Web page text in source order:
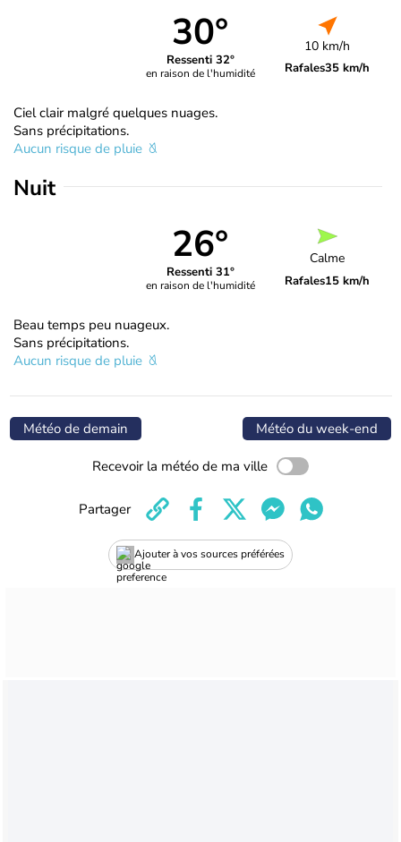
30°
Ressenti 32°
en raison de l'humidité
10 km/h
Rafales35 km/h
Ciel clair malgré quelques nuages.
Sans précipitations.
Aucun risque de pluie
Nuit
26°
Ressenti 31°
en raison de l'humidité
Calme
Rafales15 km/h
Beau temps peu nuageux.
Sans précipitations.
Aucun risque de pluie
Météo de demain Météo du week-end
Recevoir la météo de ma ville
Ajouter à vos sources préférées
Partager